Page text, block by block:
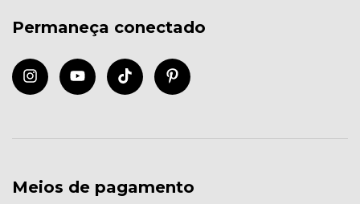
Permaneça conectado
Meios de pagamento